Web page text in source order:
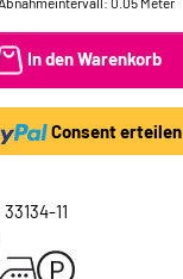
In den Warenkorb
Consent erteilen
11